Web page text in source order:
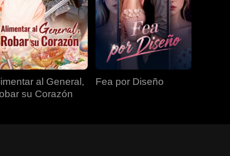
al General,
su Corazón
Fea por Diseño